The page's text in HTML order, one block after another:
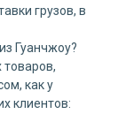
грузов, в
Гуанчжоу?
товаров,
как у
клиентов: